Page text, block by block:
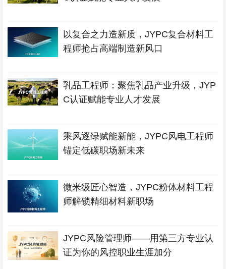
以复合之力造新质，JYPC复合材料工
程师抢占高端制造新风口
乳品工程师：聚焦乳品产业升级，JYP
C认证赋能专业人才发展
乘风逐绿赋能新能，JYPC风电工程师
锚定低碳职场新未来
微米级匠心智造，JYPC粉体材料工程
师解锁精细材料新职场
JYPC风险管理师——用第三方专业认
证为你的风控职业生涯加分